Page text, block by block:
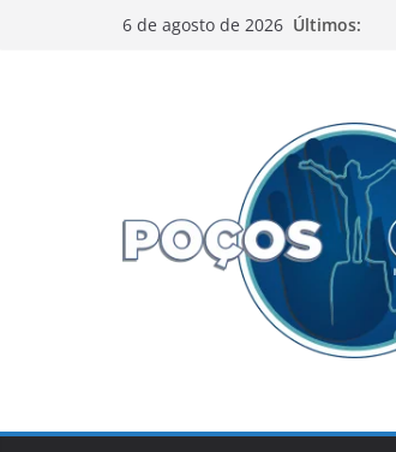
6 de agosto de 2026 Últimos: